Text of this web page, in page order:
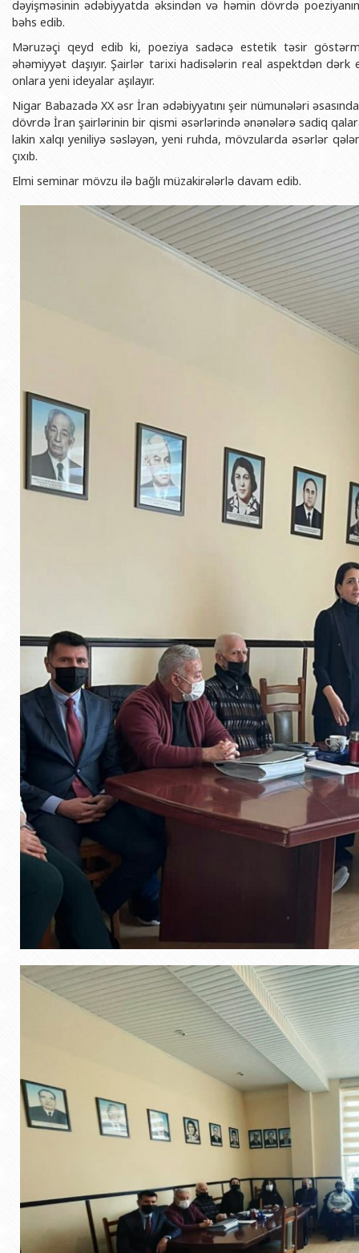
BDU-nun məzunları
BDU-da təhsil
BDU-da tədris olunan ixtisaslar
Universitet tarixinin ən mühüm hadisələri
İnsan resursları və hüquq şöbəsi
Maliyyə və təminat Departamenti
Psixoloji Yardım Sektoru
Mədəniyyət-yaradıcılıq Mərkəzi
İdman-sağlamlıq Mərkəzi
BDU-nun Nəşr Evi
Geologiya fakültəsi
Tarix fakültəsi
Hüquq fakültəsi
Jurnalistika fakültəsi
İnformasiya və
Şərqşünasliq
Sosial elmlər və
Şəxsi
Publik
dəyişməsinin ədəbiyyatda əksindən və həmin dövrdə
bəhs edib.
Məruzəçi qeyd edib ki, poeziya sadəcə estetik təsir
əhəmiyyət daşıyır. Şairlər tarixi hadisələrin real aspektdən
onlara yeni ideyalar aşılayır.
Nigar Babazadə XX əsr İran ədəbiyyatını şeir nümunələri
dövrdə İran şairlərinin bir qismi əsərlərində ənənələrə sadiq
lakin xalqı yeniliyə səsləyən, yeni ruhda, mövzularda əsərlər
çıxıb.
Elmi seminar mövzu ilə bağlı müzakirələrlə davam edib.